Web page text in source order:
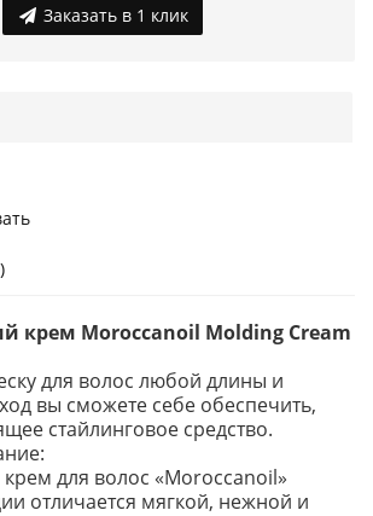
Заказать в 1 клик
крем Moroccanoil Molding Cream
для волос любой длины и
вы сможете себе обеспечить,
стайлинговое средство.
для волос «Moroccanoil»
отличается мягкой, нежной и